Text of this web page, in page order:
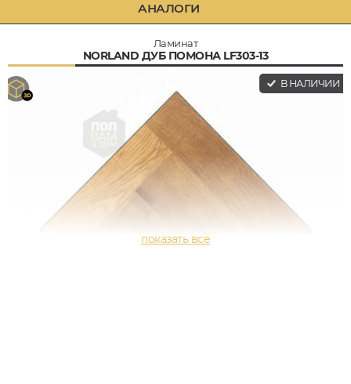
АНАЛОГИ
Ламинат
NORLAND ДУБ ПОМОНА LF303-13
В НАЛИЧИИ